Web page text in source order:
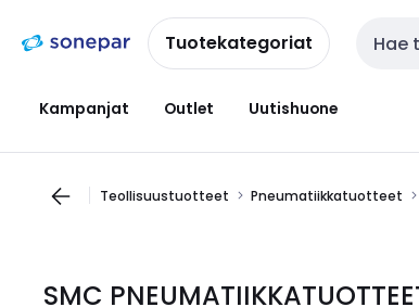
navigointiinsisältöönTuotekategoriat Haku
Kampanjat Outlet Uutishuone
Teollisuustuotteet Pneumatiikkatuotteet
SMC